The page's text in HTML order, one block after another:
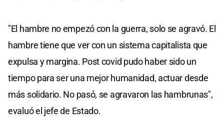
"El hambre no empezó con la guerra, solo se agravó. El
hambre tiene que ver con un sistema capitalista que
expulsa y margina. Post covid pudo haber sido un
tiempo para ser una mejor humanidad, actuar desde
más solidario. No pasó, se agravaron las hambrunas",
evaluó el jefe de Estado.